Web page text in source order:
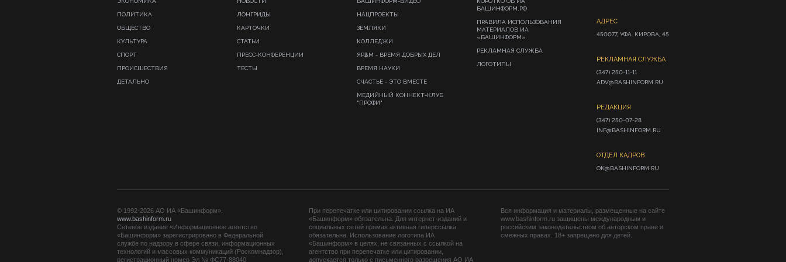
ПОЛИТИКА
ОБЩЕСТВО
КУЛЬТУРА
СПОРТ
ПРОИСШЕСТВИЯ
ДЕТАЛЬНО
ЛОНГРИДЫ
КАРТОЧКИ
СТАТЬИ
ПРЕСС-КОНФЕРЕНЦИИ
ТЕСТЫ
НАЦПРОЕКТЫ
ЗЕМЛЯКИ
КОЛЛЕДЖИ
ЯРҘАМ - ВРЕМЯ ДОБРЫХ ДЕЛ
ВРЕМЯ НАУКИ
СЧАСТЬЕ - ЭТО ВМЕСТЕ
МЕДИЙНЫЙ КОННЕКТ-КЛУБ
"ПРОФИ"
БАШИНФОРМ.РФ
ПРАВИЛА ИСПОЛЬЗОВАНИЯ
МАТЕРИАЛОВ ИА
«БАШИНФОРМ»
РЕКЛАМНАЯ СЛУЖБА
ЛОГОТИПЫ
АДРЕС
450077, УФА, КИРОВА, 45
РЕКЛАМНАЯ СЛУЖБА
(347) 250-11-11
ADV@BASHINFORM.RU
РЕДАКЦИЯ
(347) 250-07-28
INF@BASHINFORM.RU
ОТДЕЛ КАДРОВ
OK@BASHINFORM.RU
© 1992-2026 АО ИА «Башинформ».
www.bashinform.ru
Сетевое издание «Информационное агентство
«Башинформ» зарегистрировано в Федеральной
службе по надзору в сфере связи, информационных
технологий и массовых коммуникаций (Роскомнадзор),
регистрационный номер Эл № ФС77-88040
При перепечатке или цитировании ссылка на ИА
«Башинформ» обязательна. Для интернет-изданий и
социальных сетей прямая активная гиперссылка
обязательна. Использование логотипа ИА
«Башинформ» в целях, не связанных с ссылкой на
агентство при перепечатке или цитировании,
допускается только с письменного разрешения АО ИА
Вся информация и материалы, размещенные на сайте
www.bashinform.ru защищены международным и
российским законодательством об авторском праве и
смежных правах. 18+ запрещено для детей.